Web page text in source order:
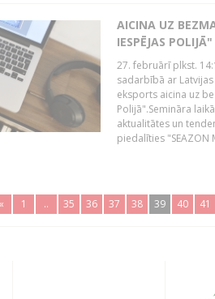
AICINA UZ
IESPĒJAS POLIJĀ"
27. februārī plkst.
sadarbībā ar
eksports aicina uz
Polijā".Semināra
aktualitātes un
piedalīties "SEAZON
« 1 .. 35 36 37 38 39 40 41